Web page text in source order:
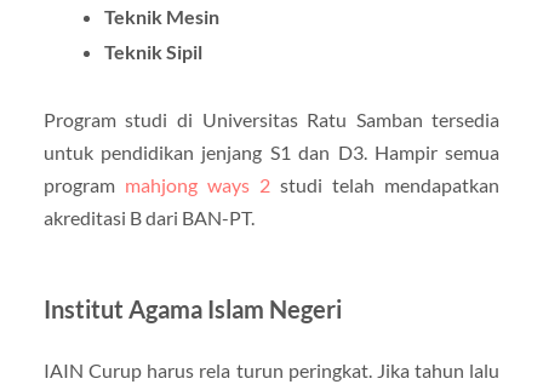
Teknik Mesin
Teknik Sipil
Program studi di Universitas Ratu Samban tersedia
untuk pendidikan jenjang S1 dan D3. Hampir semua
program mahjong ways 2 studi telah mendapatkan
akreditasi B dari BAN-PT.
Institut Agama Islam Negeri
IAIN Curup harus rela turun peringkat. Jika tahun lalu